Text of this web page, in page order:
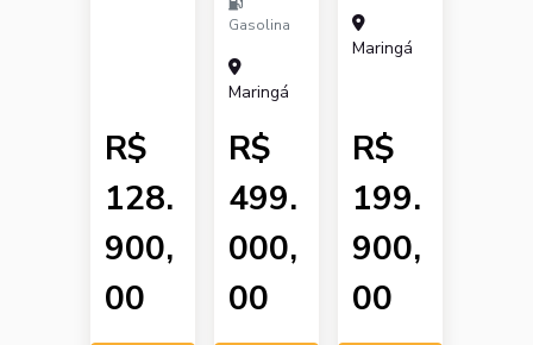
R$
128.
900,
00
Gasolina
Maringá
R$
499.
000,
00
Maringá
R$
199.
900,
00